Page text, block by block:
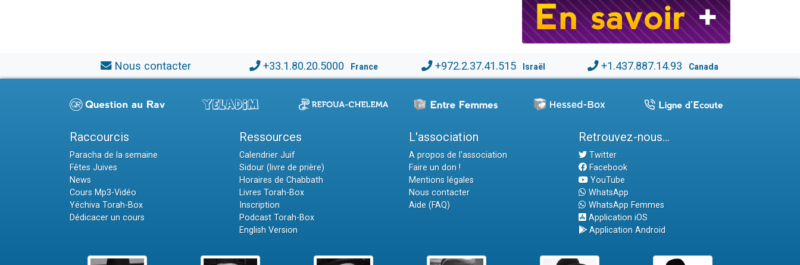
Nous contacter +33.1.80.20.5000 France +972.2.37.41.515 Israël +1.437.887.14.93 Canada
Raccourcis
Paracha de la semaine
Fêtes Juives
News
Cours Mp3-Vidéo
Yéchiva Torah-Box
Dédicacer un cours
Ressources
Calendrier Juif
Sidour (livre de prière)
Horaires de Chabbath
Livres Torah-Box
Inscription
Podcast Torah-Box
English Version
L'association
A propos de l'association
Faire un don !
Mentions légales
Nous contacter
Aide (FAQ)
Retrouvez-nous...
Twitter
Facebook
YouTube
WhatsApp
WhatsApp Femmes
Application iOS
Application Android